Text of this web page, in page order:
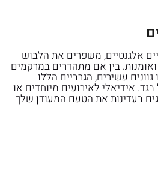
אלגנטיים, משפרים את הלבוש
בין אם מתהדרים במרקמים
עשירים, הגרביים הללו
אידיאלי לאירועים מיוחדים או
בעדינות את הטעם המעודן שלך